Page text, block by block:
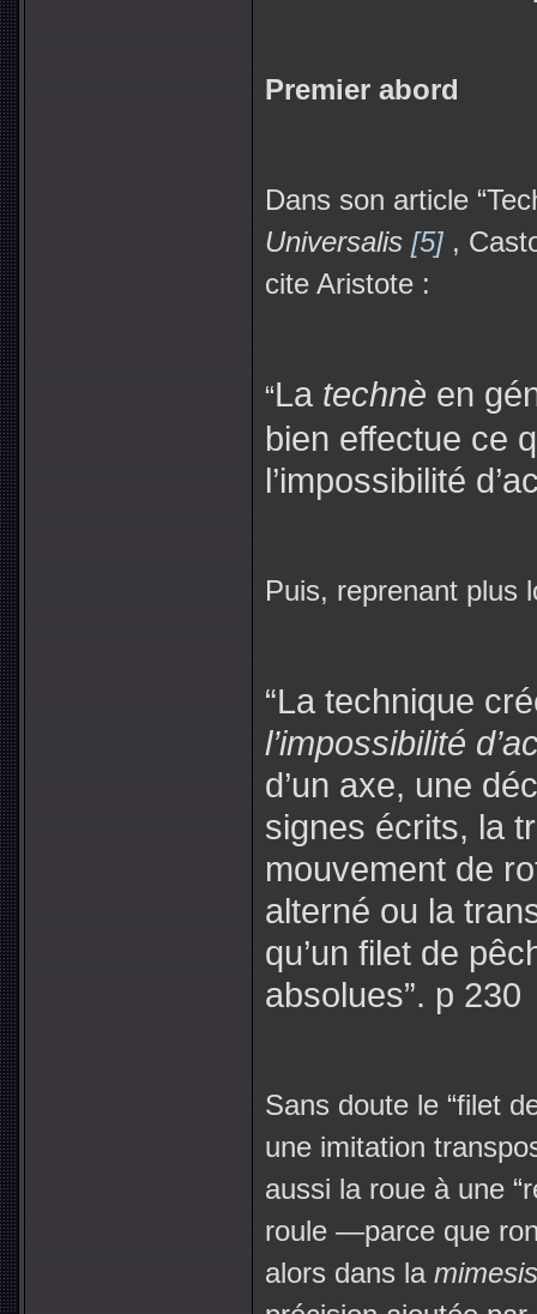
Premier abord
Dans son article
Universalis [5] ,
cite Aristote :
“La technè en
bien effectue ce
l’impossibilité
Puis, reprenant plus
“La technique
l’impossibilité
d’un axe, une
signes écrits, la
mouvement de
alterné ou la
qu’un filet de
absolues”. p 230
Sans doute le “filet
une imitation
aussi la roue à une
roule —parce que
alors dans la mimesis